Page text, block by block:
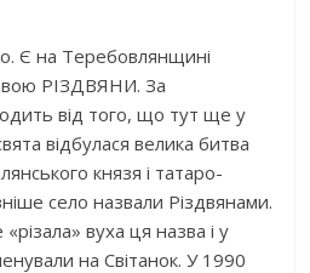
Є на Теребовлянщині
РІЗДВЯНИ. За
від того, що тут ще у
відбулася велика битва
князя і татаро-
село назвали Різдвянами.
вуха ця назва і у
на Світанок. У 1990